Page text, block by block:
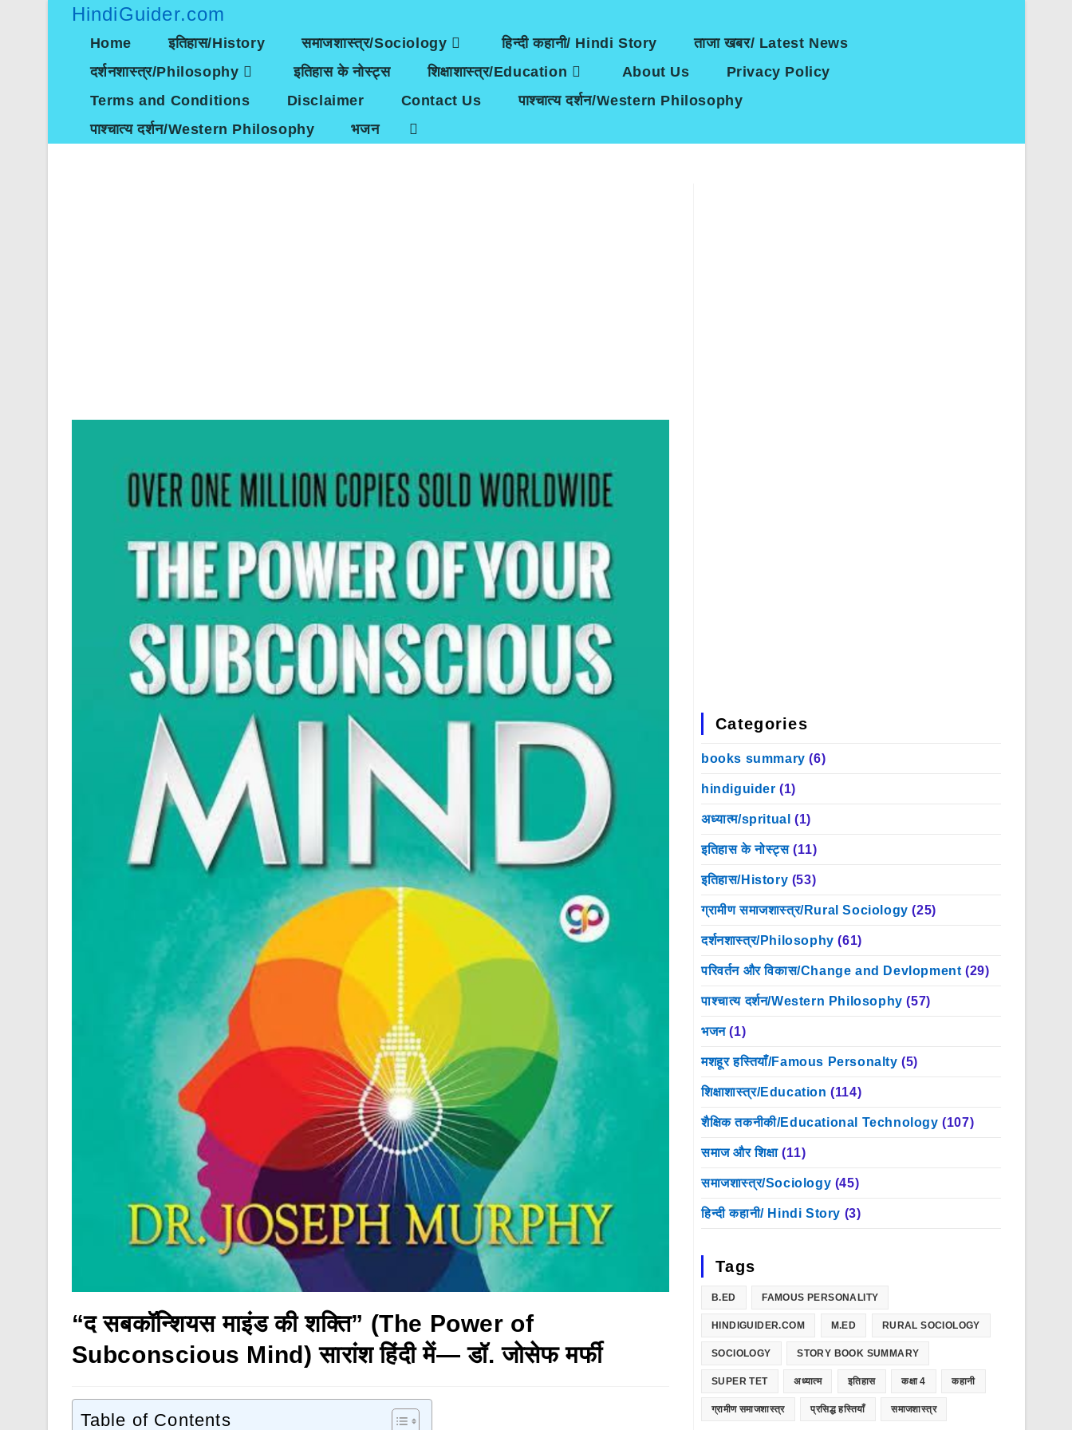
HindiGuider.com
Home इतिहास/History समाजशास्त्र/Sociology हिन्दी कहानी/ Hindi Story
ताजा खबर/ Latest News
दर्शनशास्त्र/Philosophy
इतिहास के नोस्ट्स शिक्षाशास्त्र/Education About Us
Privacy Policy
Terms and Conditions
Disclaimer Contact Us
पाश्चात्य दर्शन/Western Philosophy
पाश्चात्य दर्शन/Western Philosophy
भजन
“द सबकॉन्शियस माइंड की शक्ति” (The Power of
Subconscious Mind) सारांश हिंदी में— डॉ. जोसेफ मर्फी
Table of Contents
Categories
books summary (6)
hindiguider (1)
अध्यात्म/spritual (1)
इतिहास के नोस्ट्स (11)
इतिहास/History (53)
ग्रामीण समाजशास्त्र/Rural Sociology (25)
दर्शनशास्त्र/Philosophy (61)
परिवर्तन और विकास/Change and Devlopment (29)
पाश्चात्य दर्शन/Western Philosophy (57)
भजन (1)
मशहूर हस्तियाँ/Famous Personalty (5)
शिक्षाशास्त्र/Education (114)
शैक्षिक तकनीकी/Educational Technology (107)
समाज और शिक्षा (11)
समाजशास्त्र/Sociology (45)
हिन्दी कहानी/ Hindi Story (3)
Tags
B.ED FAMOUS PERSONALITY
HINDIGUIDER.COM M.ED RURAL SOCIOLOGY
SOCIOLOGY STORY BOOK SUMMARY
SUPER TET अध्यात्म इतिहास कक्षा 4 कहानी
ग्रामीण समाजशास्त्र प्रसिद्ध हस्तियाँ समाजशास्त्र